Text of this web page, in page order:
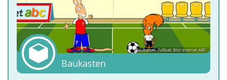
Baukasten: Fußball; Bild: Internet-ABC
Baukasten